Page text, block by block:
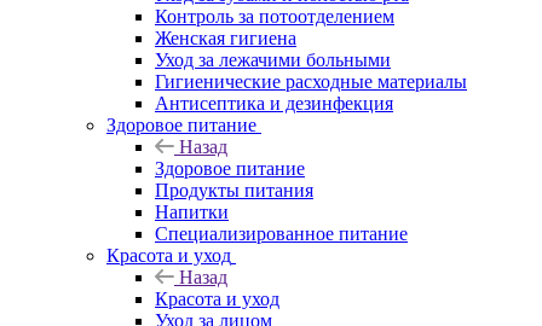
Контроль за потоотделением
Женская гигиена
Уход за лежачими больными
Гигиенические расходные материалы
Антисептика и дезинфекция
Здоровое питание
Назад
Здоровое питание
Продукты питания
Напитки
Специализированное питание
Красота и уход
Назад
Красота и уход
Уход за лицом